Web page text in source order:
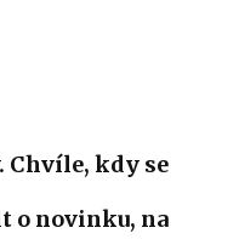
Chvíle, kdy se
o novinku, na